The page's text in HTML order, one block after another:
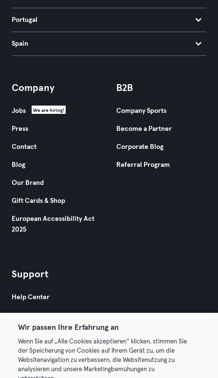
Portugal
Spain
Company
Jobs We are hiring!
Press
Contact
Blog
Our Brand
Gift Cards & Shop
European Accessibility Act
2025
B2B
Company Sports
Become a Partner
Corporate Blog
Referral Program
Support
Help Center
© 2026 Urban Sports Group GmbH. All rights reserved.
Wir passen Ihre Erfahrung an
Wenn Sie auf „Alle Cookies akzeptieren“ klicken, stimmen Sie
der Speicherung von Cookies auf Ihrem Gerät zu, um die
Websitenavigation zu verbessern, die Websitenutzung zu
analysieren und unsere Marketingbemühungen zu